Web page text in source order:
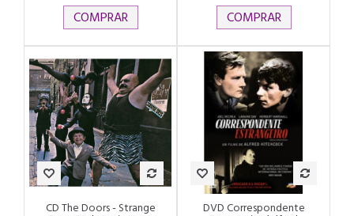
COMPRAR COMPRAR
CD The Doors - Strange DVD Correspondente